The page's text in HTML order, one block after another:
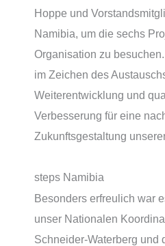
Hoppe und
Namibia, um die sechs
Organisation zu
im Zeichen des
Weiterentwicklung und
Verbesserung für eine
Zukunftsgestaltung
steps Namibia
Besonders erfreulich war
unser Nationalen
Schneider-Waterberg und